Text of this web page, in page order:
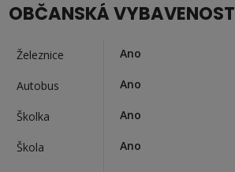
OBČANSKÁ VYBAVENOST
Železnice Ano
Autobus Ano
Školka Ano
Škola Ano